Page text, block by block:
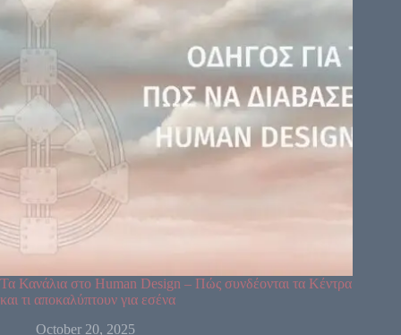
Τα Κανάλια στο Human Design – Πώς συνδέονται τα Κέντρα
και τι αποκαλύπτουν για εσένα
October 20, 2025